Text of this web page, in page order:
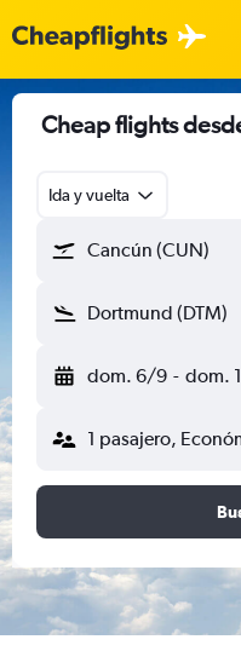
Cheap flights
Ida y vuelta
Cancún (CUN)
Dortmund (DTM)
dom. 6/9 - dom.
1 pasajero,